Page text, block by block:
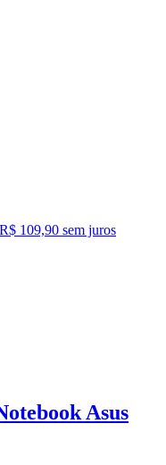
R$ 109,90 sem juros
Asus